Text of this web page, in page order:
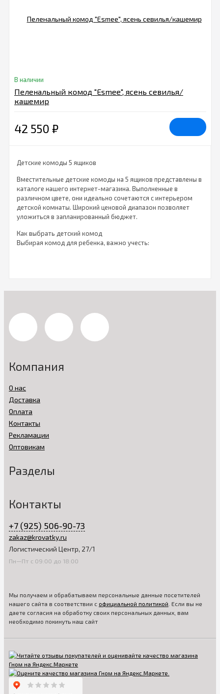
В наличии
Пеленальный комод "Esmee", ясень севилья/
кашемир
42 550 ₽
Детские комоды 5 ящиков
Вместительные детские комоды на 5 ящиков представлены в
каталоге нашего интернет-магазина. Выполненные в
различном цвете, они идеально сочетаются с интерьером
детской комнаты. Широкий ценовой диапазон позволяет
уложиться в запланированный бюджет.
Как выбрать детский комод
Выбирая комод для ребенка, важно учесть:
Выбирая комод, родители стремятся подобрать его в тон
кроватке и остальной мебели в детской комнате. В наличии
белая, слоновой кости, венге и других цветов мебель. Ящики
комодов с легкостью открываются и закрываются за счет
это эталон качества по доступной цене. Все товарные
мебель самостоятельно или оформить ее доставку.
Преимущества для покупателей
магазине, вы делаете выбор в пользу надежной в
эксплуатации мебели. В наличии модели из ЛДСП и
безопасных, экологичных материалов. Использована
надежная фурнитура высокого качества.
производителя. В каждом комплекте предусмотрена
комодов распространяются гарантийные обязательства.
Чтобы проконсультироваться по всем текущим вопросам,
выбрать идеально подходящую для детской комнаты
сайте контактному телефону или оставляйте заявку на
Компания
О нас
Доставка
Оплата
Контакты
Рекламации
Оптовикам
Разделы
Контакты
+7 (925) 506-90-73
zakaz@krovatky.ru
Логистический Центр, 27/1
Пн—Пт с 09:00 до 18:00
Мы получаем и обрабатываем персональные данные посетителей
нашего сайта в соответствии с официальной политикой . Если вы не
даете согласия на обработку своих персональных данных, вам
необходимо покинуть наш сайт